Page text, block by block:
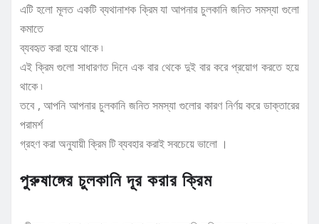
এটি হলো মূলত একটি ব্যথানাশক ক্রিম যা আপনার চুলকানি জনিত সমস্যা গুলো
কমাতে
ব্যবহৃত করা হয়ে থাকে ৷
এই ক্রিম গুলো সাধারণত দিনে এক বার থেকে দুই বার করে প্রয়োগ করতে হয়ে
থাকে ৷
তবে , আপনি আপনার চুলকানি জনিত সমস্যা গুলোর কারণ নির্ণয় করে ডাক্তারের
পরামর্শ
গ্রহণ করা অনুযায়ী ক্রিম টি ব্যবহার করাই সবচেয়ে ভালো ।
পুরুষাঙ্গের চুলকানি দূর করার ক্রিম